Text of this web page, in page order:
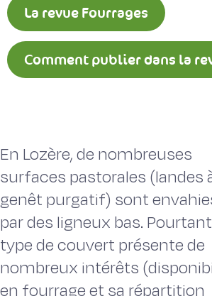
La revue Fourrages
Comment publier dans la
En Lozère, de nombreuses
surfaces pastorales (landes
genêt purgatif) sont
par des ligneux bas.
type de couvert présente de
nombreux intérêts
en fourrage et sa répartition